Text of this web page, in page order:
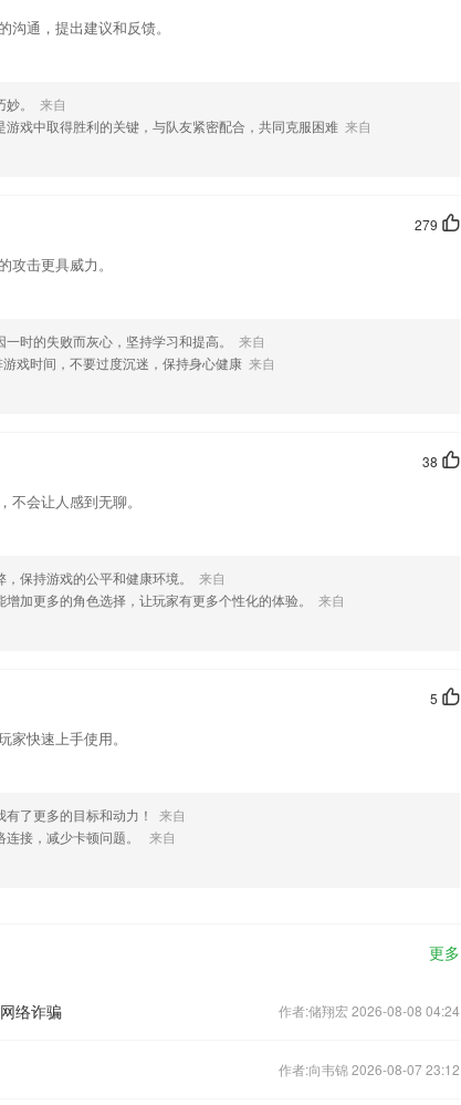
家提供请假的审批，提供信息的了解
款软件，您可以到应用商店进行打分评论，说出您的使用经历，以帮助
喜欢这款软件，您可以到应用商店进行打分评论，说出您的使用经历，
通，提出建议和反馈。
。
来自
游戏中取得胜利的关键，与队友紧密配合，共同克服困难 来自
279
击更具威力。
时的失败而灰心，坚持学习和提高。
来自
戏时间，不要过度沉迷，保持身心健康 来自
38
会让人感到无聊。
保持游戏的公平和健康环境。
来自
增加更多的角色选择，让玩家有更多个性化的体验。
来自
5
快速上手使用。
有了更多的目标和动力！
来自
接，减少卡顿问题。
来自
更多
络诈骗 作者:储翔宏 2026-08-08 04:24
作者:向韦锦 2026-08-07 23:12